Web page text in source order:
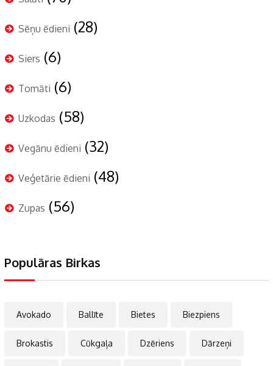
Sēņu ēdieni (28)
Siers (6)
Tomāti (6)
Uzkodas (58)
Vegānu ēdieni (32)
Veģetārie ēdieni (48)
Zupas (56)
Populāras Birkas
Avokado Ballīte Bietes Biezpiens
Brokastis Cūkgaļa Dzēriens Dārzeņi